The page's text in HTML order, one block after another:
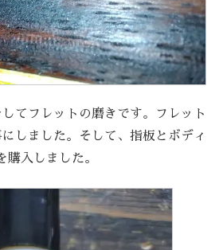
てフレットの磨きです。フレット
しました。そして、指板とボディ
入しました。